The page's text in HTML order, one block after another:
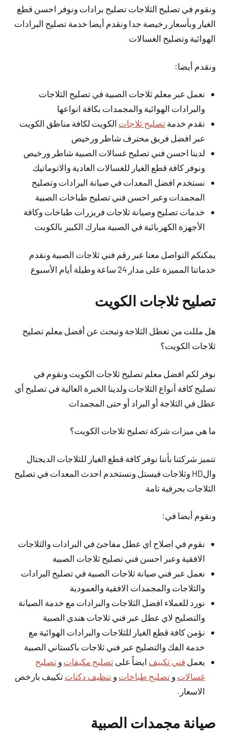
ونقوم في تصليح الثلاجات تصليح برادات ونوفر احسن قطع
الغيار وبأسعار رخيصة جدا ونقدم أيضا خدمة تصليح البرادات
الهوائية وتصليح الغسالات
ونقدم أيضا:
نعمل عبر معلم ثلاجات الصبية في تصليح الثلاجات
والبرادات الهوائية والمجمدات بكافة انواعها
نقدم خدمةتصليح ثلاجات الكويت لكافة مناطق الكويت
عبر افضل فريق محترف شاطر ورخيص
لدينا احسن فني تصليح غسالات الصبية شاطر ورخيص
ونوفر كافة قطع الغيار للغسالات العادية والاتوماتيك
نستخدم افضل المعدات في صيانة البرادات وتصليح
المجمدات وعبر احسن فني تصليح طباخات الصبية
خدمات تصليح وصيانة ثلاجات فريزرات طباخات وكافة
الأجهزة الكهربائية في الصبية مبارك الكبير بالكويت
يمكنكم التواصل معنا عبر رقم فني ثلاجات الصبية ونقدم
خدماتنا المميزة على مدار 24 ساعة وطيلة أيام الأسبوع
تصليح ثلاجات الكويت
هل مللت من تعطل الثلاجة وتبحث عن أفضل معلم تصليح
ثلاجات الكويت؟
نوفر لكم افضل معلم تصليح ثلاجات الكويت ونقوم في
تصليح كافة أنواع الثلاجات ولدينا الخبرة العالية في تصليح أي
عطل في الثلاجة أو البراد أو حتى المجمدات
ما هي ميزات شركة تصليح ثلاجات الكويت؟
تتميز شركتنا بأننا نوفر كافة قطع الغيار للثلاجات الديجتال
والHD وثلاجات فيستل ونستخدم احدث المعدات في تصليح
الثلاجات بحرفية تامة
ونقوم أيضا في:
نقوم في اصلاح اي عطل مفاجئ في البرادات والثلاجات
الافقية وعبر احسن فني تصليح ثلاجات الصبية
نعمل عبر فني صيانة ثلاجات الصبية في تصليح البرادات
والثلاجات والمجمدات الافقية والعمودية
نورد للعملاء افضل الثلاجات والبرادات مع خدمة الصيانة
والتصليح لاي عطل عبر فني ثلاجات هندي الصبية
نؤمن كافة قطع الغيار للثلاجات والبرادات الهوائية مع
خدمة الفك والتصليح عبر فني ثلاجات باكستاني الصبية
يعمل فني تكييف ايضاً علىتصليح مكيفات وتصليح
غسالات وتصليح طباخات وتنظيف دكتات تكييف بارخص
الاسعار.
صيانة مجمدات الصبية